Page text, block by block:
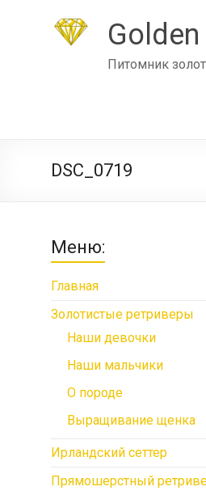
Питомник
DSC_0719
Меню:
Главная
Золотистые ретриверы
Наши девочки
Наши мальчики
О породе
Выращивание щенка
Ирландский сеттер
Прямошерстный